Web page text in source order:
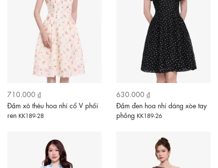
710.000 ₫
Đầm xô thêu hoa nhí cổ V phối
ren KK189-28
630.000 ₫
Đầm đen hoa nhí dáng xòe tay
phồng KK189-26